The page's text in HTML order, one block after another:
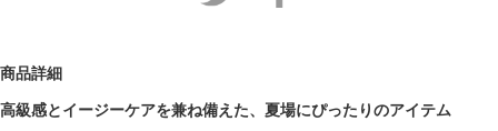
商品詳細
高級感とイージーケアを兼ね備えた、夏場にぴったりのアイテム